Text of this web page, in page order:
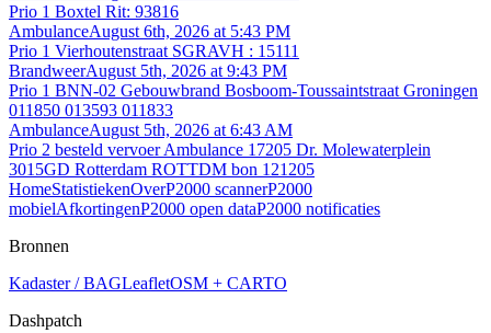
Prio 1 Boxtel Rit: 93816
AmbulanceAugust 6th, 2026 at 5:43 PM
Prio 1 Vierhoutenstraat SGRAVH : 15111
BrandweerAugust 5th, 2026 at 9:43 PM
Prio 1 BNN-02 Gebouwbrand Bosboom-Toussaintstraat Groningen
011850 013593 011833
AmbulanceAugust 5th, 2026 at 6:43 AM
Prio 2 besteld vervoer Ambulance 17205 Dr. Molewaterplein
3015GD Rotterdam ROTTDM bon 121205
HomeStatistiekenOverP2000 scannerP2000
mobielAfkortingenP2000 open dataP2000 notificaties
Bronnen
Kadaster / BAGLeafletOSM + CARTO
Dashpatch